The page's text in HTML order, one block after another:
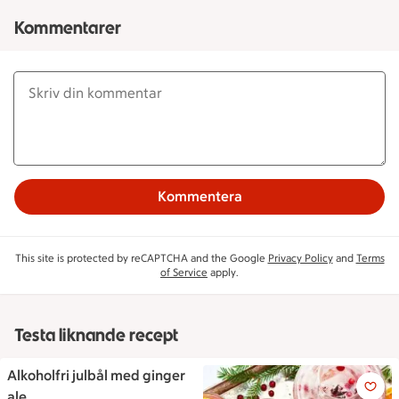
Kommentarer
Kommentera
This site is protected by reCAPTCHA and the Google Privacy Policyand Terms
of Service apply.
Testa liknande recept
Alkoholfri julbål med ginger
Alkoholfri julbål med ginger